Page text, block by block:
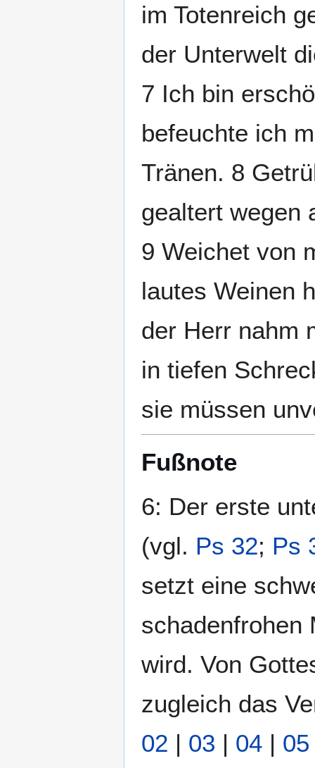
im Totenreich
der Unterwelt
7 Ich bin
befeuchte ich
Tränen. 8
gealtert wegen
9 Weichet von
lautes Weinen
der Herr nahm
in tiefen
sie müssen
Fußnote
6: Der erste
(vgl. Ps 32; Ps
setzt eine
schadenfrohen
wird. Von
zugleich das
02 | 03 | 04 | 05